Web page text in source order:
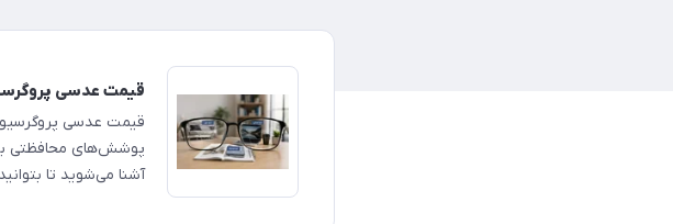
قیمت عدسی
قیمت عدسی
پوشش‌های محافظتی
آشنا می‌شوید تا